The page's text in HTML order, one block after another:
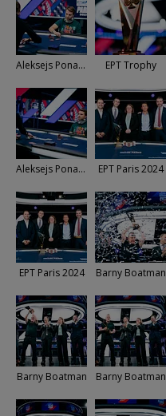
Aleksejs Ponakovs EPT Trophy
Aleksejs Ponakovs EPT Paris 2024
EPT Paris 2024 Barny Boatman
Barny Boatman Barny Boatman